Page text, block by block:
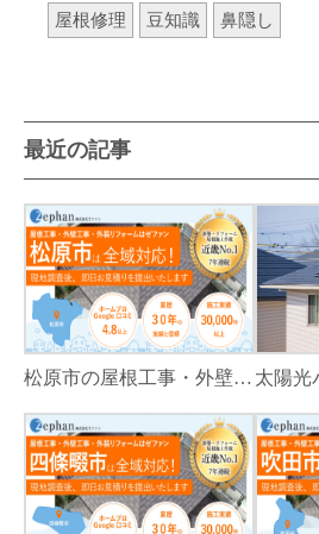
屋根修理 豆知識 鼻隠し
最近の記事
松原市の屋根工事・外壁工事・外装リフォームはゼファン！松原市内の工事事例もご紹介